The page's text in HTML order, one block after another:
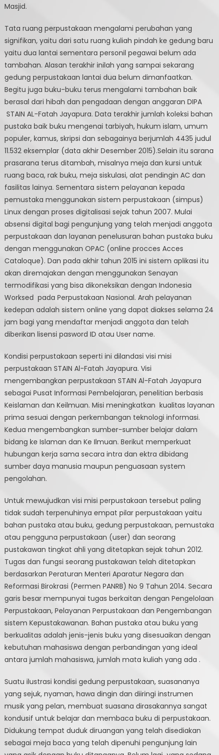
Masjid.
Tata ruang perpustakaan mengalami perubahan yang
signifikan, yaitu dari satu ruang kuliah pindah ke gedung baru
yaitu dua lantai sementara personil pegawai belum ada
tambahan. Alasan terakhir inilah yang sampai sekarang
gedung perpustakaan lantai dua belum dimanfaatkan.
Begitu juga buku-buku terus mengalami tambahan baik
berasal dari hibah dan pengadaan dengan anggaran DIPA
STAIN AL-Fatah Jayapura. Data terakhir jumlah koleksi bahan
pustaka baik buku mengenai tarbiyah, hukum islam, umum
populer, kamus, skripsi dan sebagainya berjumlah 4435 judul
11.532 eksemplar (data akhir Desember 2015).Selain itu sarana
prasarana terus ditambah, misalnya meja dan kursi untuk
ruang baca, rak buku, meja siskulasi, alat pendingin AC dan
fasilitas lainya. Sementara sistem pelayanan kepada
pemustaka menggunakan sistem perpustakaan (simpus)
Linux dengan proses digitalisasi sejak tahun 2007. Mulai
absensi digital bagi pengunjung yang telah menjadi anggota
perpustakaan dan layanan penelusuran bahan pustaka buku
dengan menggunakan OPAC (online procces Acces
Cataloque). Dan pada akhir tahun 2015 ini sistem aplikasi itu
akan diremajakan dengan menggunakan Senayan
termodifikasi yang bisa dikoneksikan dengan Indonesia
Worksed pada Perpustakaan Nasional. Arah pelayanan
kedepan adalah sistem online yang dapat diakses selama 24
jam bagi yang mendaftar menjadi anggota dan telah
diberikan lisensi pasword ID atau User name.
Kondisi perpustakaan seperti ini dilandasi visi misi
perpustakaan STAIN Al-Fatah Jayapura. Visi
mengembangkan perpustakaan STAIN Al-Fatah Jayapura
sebagai Pusat Informasi Pembelajaran, penelitian berbasis
Keislaman dan Keilmuan. Misi meningkatkan kualitas layanan
prima sesuai dengan perkembangan teknologi informasi.
Kedua mengembangkan sumber-sumber belajar dalam
bidang ke Islaman dan Ke Ilmuan. Berikut memperkuat
hubungan kerja sama secara intra dan ektra dibidang
sumber daya manusia maupun penguasaan system
pengolahan.
Untuk mewujudkan visi misi perpustakaan tersebut paling
tidak sudah terpenuhinya empat pilar perpustakaan yaitu
bahan pustaka atau buku, gedung perpustakaan, pemustaka
atau pengguna perpustakaan (user) dan seorang
pustakawan tingkat ahli yang ditetapkan sejak tahun 2012.
Tugas dan fungsi seorang pustakawan telah ditetapkan
berdasarkan Peraturan Menteri Aparatur Negara dan
Reformasi Birokrasi (Permen PANRB) No 9 Tahun 2014. Secara
garis besar mempunyai tugas berkaitan dengan Pengelolaan
Perpustakaan, Pelayanan Perpustakaan dan Pengembangan
sistem Kepustakawanan. Bahan pustaka atau buku yang
berkualitas adalah jenis-jenis buku yang disesuaikan dengan
kebutuhan mahasiswa dengan perbandingan yang ideal
antara jumlah mahasiswa, jumlah mata kuliah yang ada .
Suatu ilustrasi kondisi gedung perpustakaan, suasananya
yang sejuk, nyaman, hawa dingin dan diiringi instrumen
musik yang pelan, membuat suasana dirasakannya sangat
kondusif untuk belajar dan membaca buku di perpustakaan.
Didukung tempat duduk diruangan yang telah disediakan
sebagai meja baca yang telah dipenuhi pengunjung lain